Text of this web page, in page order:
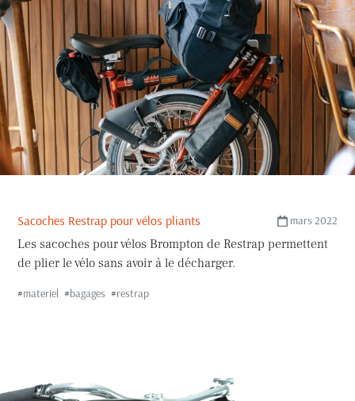
mars 2022
Sacoches Restrap pour vélos pliants
Les sacoches pour vélos Brompton de Restrap permettent
de plier le vélo sans avoir à le décharger.
#materiel #bagages #restrap